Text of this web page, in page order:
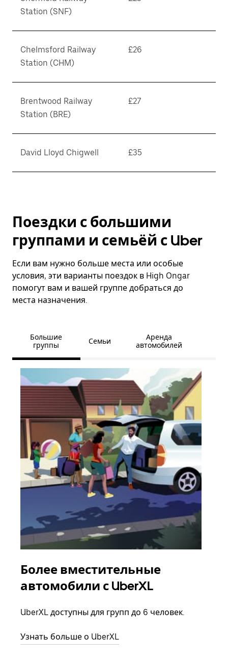
Station (SNF)
Chelmsford Railway
Station (CHM)
£26
Brentwood Railway
Station (BRE)
£27
David Lloyd Chigwell £35
Поездки с большими
группами и семьёй с Uber
Если вам нужно больше места или особые
условия, эти варианты поездок в High Ongar
помогут вам и вашей группе добраться до
места назначения.
Большие
группы
Семьи
Аренда
автомобилей
Более вместительные
автомобили с UberXL
UberXL доступны для групп до 6 человек.
Узнать больше о UberXL